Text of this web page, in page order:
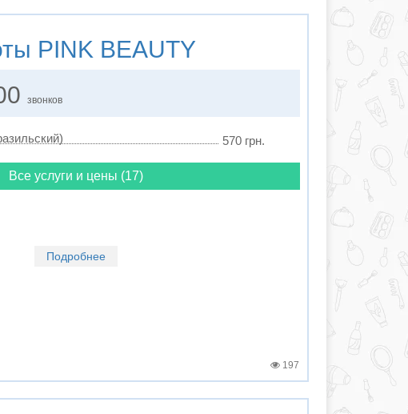
PINK BEAUTY
звонков
570 грн.
Все услуги и цены (17)
Подробнее
197